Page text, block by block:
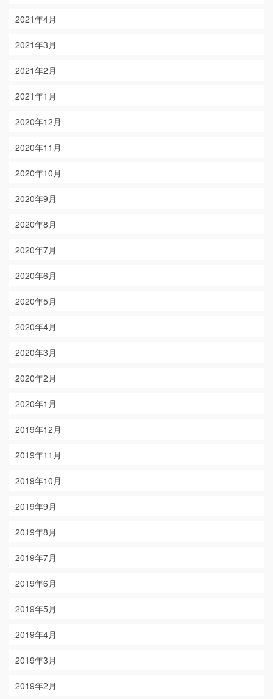
2021年4月
2021年3月
2021年2月
2021年1月
2020年12月
2020年11月
2020年10月
2020年9月
2020年8月
2020年7月
2020年6月
2020年5月
2020年4月
2020年3月
2020年2月
2020年1月
2019年12月
2019年11月
2019年10月
2019年9月
2019年8月
2019年7月
2019年6月
2019年5月
2019年4月
2019年3月
2019年2月